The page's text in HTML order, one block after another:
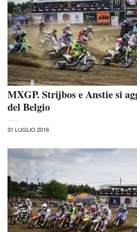
MXGP. Strijbos e Anstie si
del Belgio
31 LUGLIO 2016